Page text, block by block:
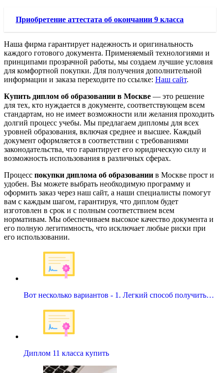
Приобретение аттестата об окончании 9 класса
Наша фирма гарантирует надежность и оригинальность
каждого готового документа. Применяемый технологиями и
принципами прозрачной работы, мы создаем лучшие условия
для комфортной покупки. Для получения дополнительной
информации и заказа переходите по ссылке: Наш сайт.
Купить диплом об образовании в Москве — это решение
для тех, кто нуждается в документе, соответствующем всем
стандартам, но не имеет возможности или желания проходить
долгий процесс учебы. Мы предлагаем дипломы для всех
уровней образования, включая среднее и высшее. Каждый
документ оформляется в соответствии с требованиями
законодательства, что гарантирует его юридическую силу и
возможность использования в различных сферах.
Процесс покупки диплома об образовании в Москве прост и
удобен. Вы можете выбрать необходимую программу и
оформить заказ через наш сайт, а наши специалисты помогут
вам с каждым шагом, гарантируя, что диплом будет
изготовлен в срок и с полным соответствием всем
нормативам. Мы обеспечиваем высокое качество документа и
его полную легитимность, что исключает любые риски при
его использовании.
Вот несколько вариантов - 1. Легкий способ получить…
Диплом 11 класса купить